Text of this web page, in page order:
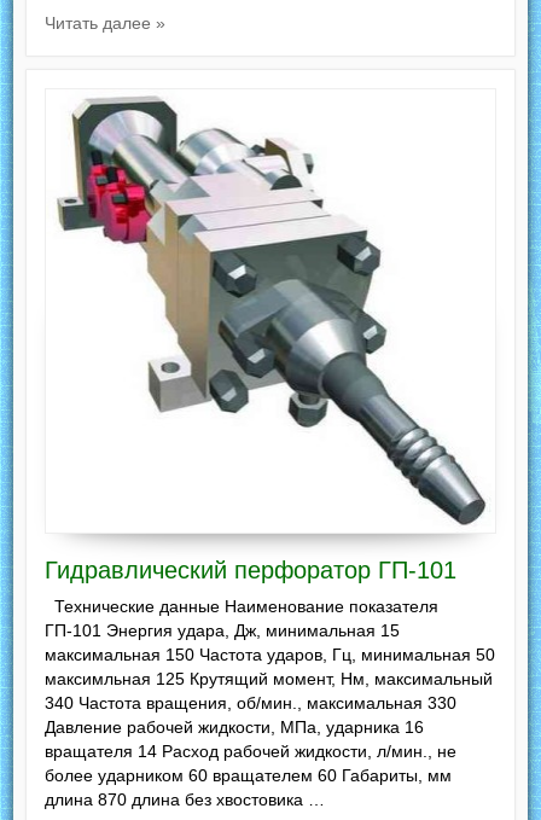
Читать далее »
Гидравлический перфоратор ГП-101
Технические данные Наименование показателя
ГП-101 Энергия удара, Дж, минимальная 15
максимальная 150 Частота ударов, Гц, минимальная 50
максимльная 125 Крутящий момент, Нм, максимальный
340 Частота вращения, об/мин., максимальная 330
Давление рабочей жидкости, МПа, ударника 16
вращателя 14 Расход рабочей жидкости, л/мин., не
более ударником 60 вращателем 60 Габариты, мм
длина 870 длина без хвостовика …